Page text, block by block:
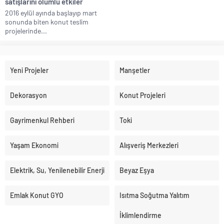
2016 eylül ayında başlayıp mart
sonunda biten konut teslim
projelerinde...
Yeni Projeler Manşetler
Dekorasyon Konut Projeleri
Gayrimenkul Rehberi Toki
Yaşam Ekonomi Alışveriş Merkezleri
Elektrik, Su, Yenilenebilir Enerji Beyaz Eşya
Emlak Konut GYO Isıtma Soğutma Yalıtım
İklimlendirme